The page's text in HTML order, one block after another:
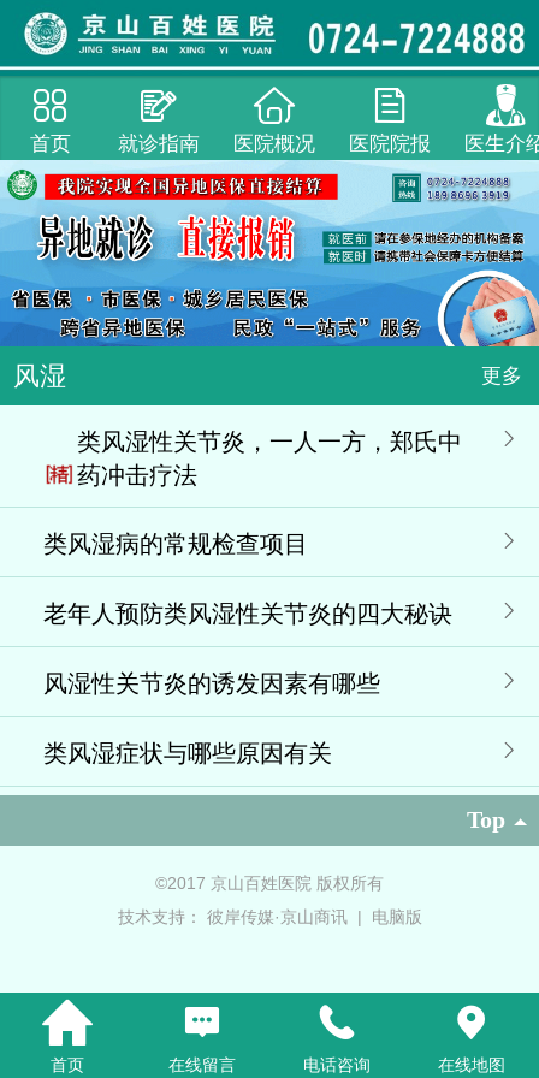
首页 就诊指南 医院概况 医院院报 医生介
风湿 更多
类风湿性关节炎，一人一方，郑氏中
药冲击疗法
类风湿病的常规检查项目
老年人预防类风湿性关节炎的四大秘诀
风湿性关节炎的诱发因素有哪些
类风湿症状与哪些原因有关
Top
©2017 京山百姓医院 版权所有
技术支持： 彼岸传媒·京山商讯 | 电脑版
首页 在线留言 电话咨询 在线地图